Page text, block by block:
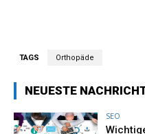
TAGS Orthopäde
NEUESTE
SEO